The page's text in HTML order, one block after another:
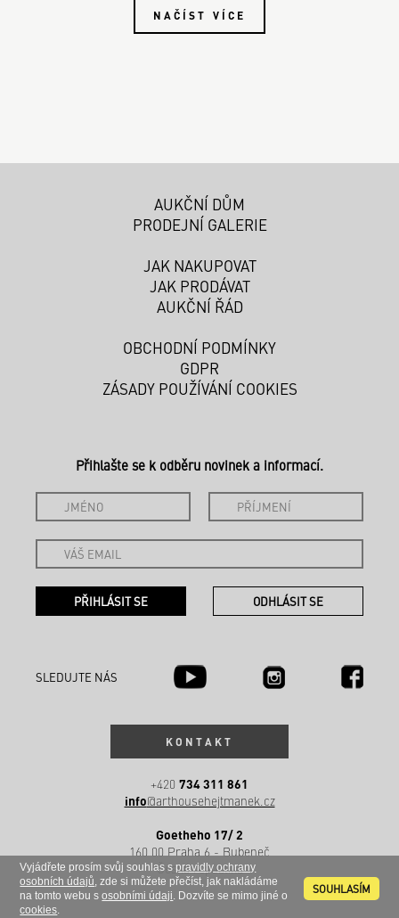
Vyjádřete prosím svůj souhlas spravidly ochrany
osobních údajů, zde si můžete přečíst, jak nakládáme
na tomto webu sosobními údaji. Dozvíte se mimo jiné o
cookies.
SOUHLASÍM
NAČÍST VÍCE
AUKČNÍ DŮM
PRODEJNÍ GALERIE
JAK NAKUPOVAT
JAK PRODÁVAT
AUKČNÍ ŘÁD
OBCHODNÍ PODMÍNKY
GDPR
ZÁSADY POUŽÍVÁNÍ COOKIES
Přihlašte se k odběru novinek a informací.
SLEDUJTE NÁS
KONTAKT
+420 734 311 861
info@arthousehejtmanek.cz
Goetheho 17/ 2
160 00 Praha 6 - Bubeneč
Česká republika